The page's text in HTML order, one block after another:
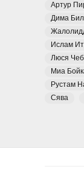
Артур
Дима
Ислам
Люся
Миа
Рустам
Сява